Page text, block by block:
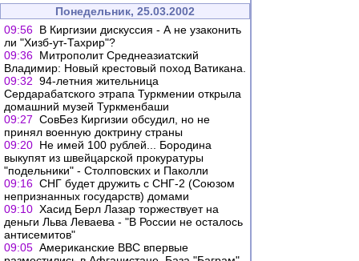
Понедельник, 25.03.2002
09:56 В Киргизии дискуссия - А не узаконить
ли "Хизб-ут-Тахрир"?
09:36 Митрополит Среднеазиатский
Владимир: Новый крестовый поход Ватикана.
09:32 94-летния жительница
Сердарабатского этрапа Туркмении открыла
домашний музей Туркменбаши
09:27 СовБез Киргизии обсудил, но не
принял военную доктрину страны
09:20 Не имей 100 рублей... Бородина
выкупят из швейцарской прокуратуры
"подельники" - Столповских и Паколли
09:16 СНГ будет дружить с СНГ-2 (Союзом
непризнанных государств) домами
09:10 Хасид Берл Лазар торжествует на
деньги Льва Леваева - "В России не осталось
антисемитов"
09:05 Американские ВВС впервые